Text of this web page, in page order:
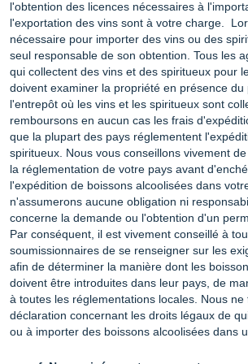
l'obtention des licences nécessaires à
l'exportation des vins sont à votre charge.
nécessaire pour importer des vins ou des
seul responsable de son obtention. Tous les
qui collectent des vins et des spiritueux pour
doivent examiner la propriété en présence du
l'entrepôt où les vins et les spiritueux sont
remboursons en aucun cas les frais
que la plupart des pays réglementent
spiritueux. Nous vous conseillons vivement
la réglementation de votre pays avant
l'expédition de boissons alcoolisées dans
n'assumerons aucune obligation ni
concerne la demande ou l'obtention d'un
Par conséquent, il est vivement conseillé à
soumissionnaires de se renseigner sur les
afin de déterminer la manière dont les
doivent être introduites dans leur pays, de
à toutes les réglementations locales. Nous ne
déclaration concernant les droits légaux de
ou à importer des boissons alcoolisées dans